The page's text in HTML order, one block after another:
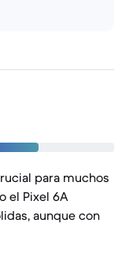
para muchos
el Pixel 6A
aunque con